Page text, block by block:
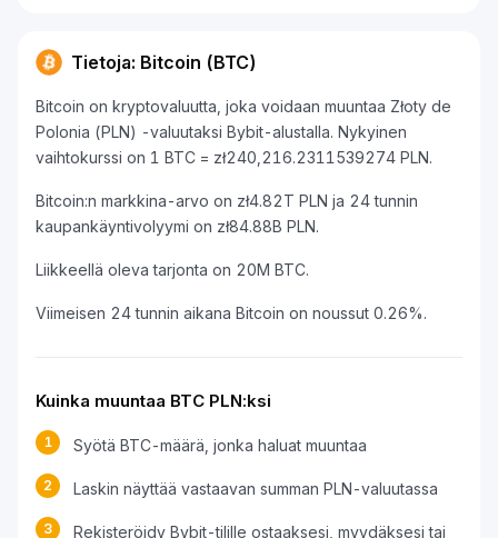
Tietoja: Bitcoin (BTC)
Bitcoin on kryptovaluutta, joka voidaan muuntaa Złoty de
Polonia (PLN) -valuutaksi Bybit-alustalla. Nykyinen
vaihtokurssi on 1 BTC = zł240,216.2311539274 PLN.
Bitcoin:n markkina-arvo on zł4.82T PLN ja 24 tunnin
kaupankäyntivolyymi on zł84.88B PLN.
Liikkeellä oleva tarjonta on 20M BTC.
Viimeisen 24 tunnin aikana Bitcoin on noussut 0.26%.
Kuinka muuntaa BTC PLN:ksi
1 Syötä BTC-määrä, jonka haluat muuntaa
2 Laskin näyttää vastaavan summan PLN-valuutassa
3
Rekisteröidy Bybit-tilille ostaaksesi, myydäksesi tai